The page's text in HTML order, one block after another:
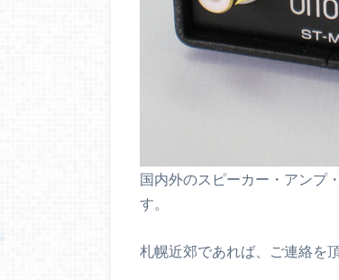
国内外のスピーカー・アンプ
す。
札幌近郊であれば、ご連絡を